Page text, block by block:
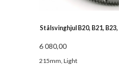
Stålsvinghjul B20, B21,
6 080,00
215mm, Light